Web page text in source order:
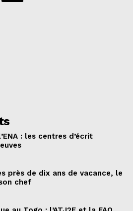
: les centres d’écrit
près de dix ans de vacance, le
chef